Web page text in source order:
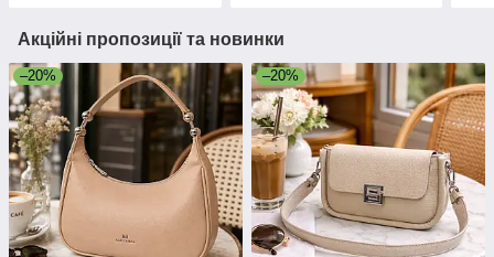
Акційні пропозиції та новинки
–20% –20%